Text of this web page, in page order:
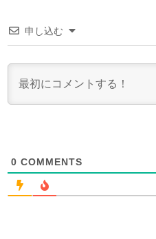
申し込む
0 COMMENTS